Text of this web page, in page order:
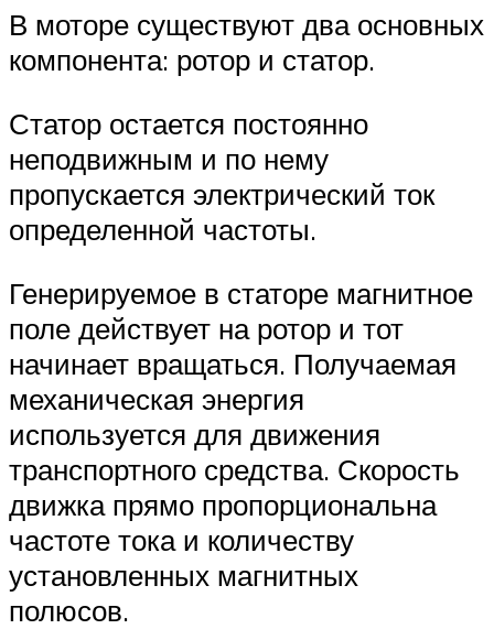
В моторе существуют два основных
компонента: ротор и статор.
Статор остается постоянно
неподвижным и по нему
пропускается электрический ток
определенной частоты.
Генерируемое в статоре магнитное
поле действует на ротор и тот
начинает вращаться. Получаемая
механическая энергия
используется для движения
транспортного средства. Скорость
движка прямо пропорциональна
частоте тока и количеству
установленных магнитных
полюсов.